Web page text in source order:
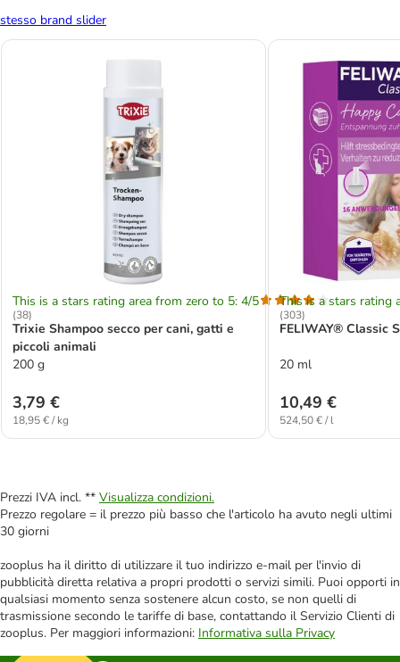
stesso brand slider
This is a stars rating area from zero to 5: 4/5
(38)
Trixie Shampoo secco per cani, gatti e
piccoli animali
200 g
3,79 €
18,95 € / kg
This is a stars rating
(303)
FELIWAY® Classic
20 ml
10,49 €
524,50 € / l
Prezzi IVA incl. ** Visualizza condizioni.
Prezzo regolare = il prezzo più basso che l'articolo ha avuto negli ultimi
30 giorni
zooplus ha il diritto di utilizzare il tuo indirizzo e-mail per l'invio di
pubblicità diretta relativa a propri prodotti o servizi simili. Puoi opporti in
qualsiasi momento senza sostenere alcun costo, se non quelli di
trasmissione secondo le tariffe di base, contattando il Servizio Clienti di
zooplus. Per maggiori informazioni: Informativa sulla Privacy